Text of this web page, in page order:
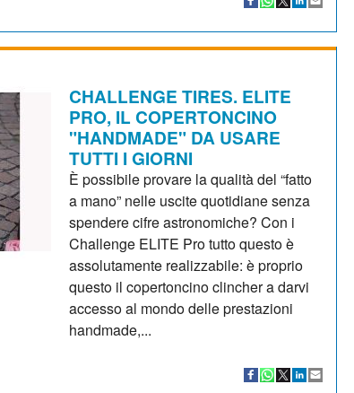
CHALLENGE TIRES. ELITE
PRO, IL COPERTONCINO
"HANDMADE" DA USARE
TUTTI I GIORNI
È possibile provare la qualità del “fatto
a mano” nelle uscite quotidiane senza
spendere cifre astronomiche? Con i
Challenge ELITE Pro tutto questo è
assolutamente realizzabile: è proprio
questo il copertoncino clincher a darvi
accesso al mondo delle prestazioni
handmade,...